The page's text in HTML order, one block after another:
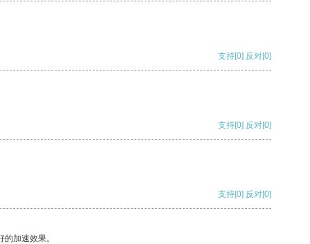
支持[0] 反对[0]
支持[0] 反对[0]
支持[0] 反对[0]
加速效果。